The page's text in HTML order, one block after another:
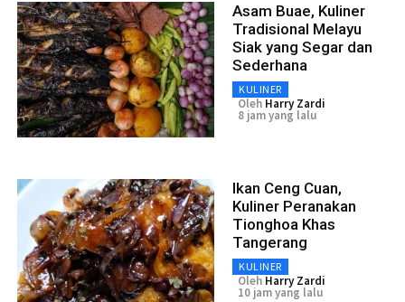
Asam Buae, Kuliner
Tradisional Melayu
Siak yang Segar dan
Sederhana
KULINER
Oleh Harry Zardi
8 jam yang lalu
Ikan Ceng Cuan,
Kuliner Peranakan
Tionghoa Khas
Tangerang
KULINER
Oleh Harry Zardi
10 jam yang lalu